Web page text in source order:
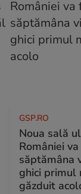
GSP.RO
Noua sală
României
săptămâna
ghici primul
găzduit